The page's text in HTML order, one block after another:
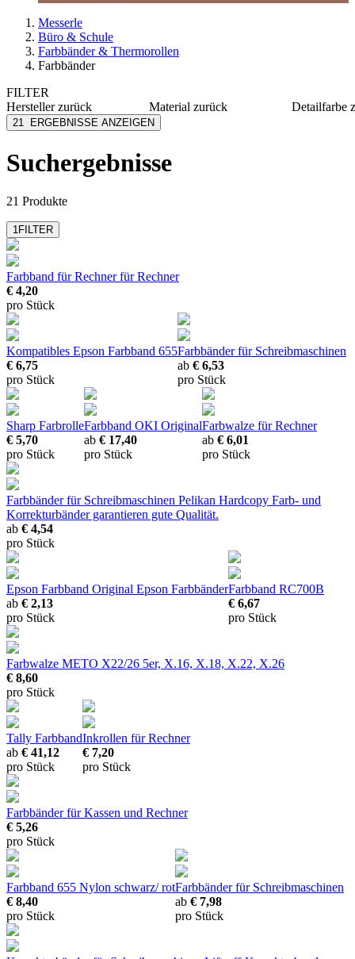
Messerle
Büro & Schule
Farbbänder & Thermorollen
Farbbänder
FILTER
Herstellerzurück
Canon
Epson
Keymax
mehr anzeigen
Material zurück
Detailfarbe
21 ERGEBNISSE ANZEIGEN
Suchergebnisse
21 Produkte
1FILTER
Farbband für Rechnerfür Rechner
€ 4,20
pro Stück
Kompatibles Epson Farbband 655
€ 6,75
pro Stück
Farbbänder für Schreibmaschinen
ab € 6,53
pro Stück
Sharp Farbrolle
€ 5,70
pro Stück
Farbband OKI Original
ab € 17,40
pro Stück
Farbwalze für Rechner
ab € 6,01
pro Stück
Farbbänder für Schreibmaschinen Pelikan Hardcopy Farb- und
Korrekturbänder garantieren gute Qualität.
ab € 4,54
pro Stück
Epson Farbband Original Epson Farbbänder
ab € 2,13
pro Stück
Farbband RC700B
€ 6,67
pro Stück
Farbwalze METO X22/26 5er, X.16, X.18, X.22, X.26
€ 8,60
pro Stück
Tally Farbband
ab € 41,12
pro Stück
Inkrollen für Rechner
€ 7,20
pro Stück
Farbbänder für Kassen und Rechner
€ 5,26
pro Stück
Farbband 655 Nylon schwarz/ rot
€ 8,40
pro Stück
Farbbänder für Schreibmaschinen
ab € 7,98
pro Stück